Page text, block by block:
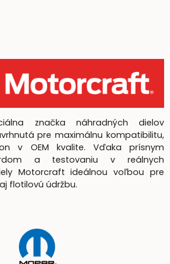
značka náhradných dielov
pre maximálnu kompatibilitu,
v OEM kvalite. Vďaka prísnym
a testovaniu v reálnych
Motorcraft ideálnou voľbou pre
flotilovú údržbu.